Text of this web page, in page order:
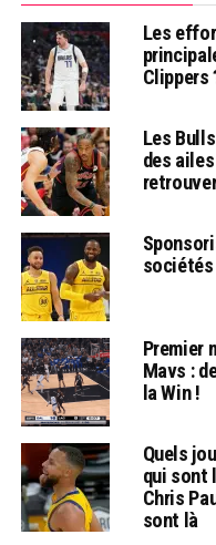
Les
Clippers
Les
des
sociétés
Premier
Mavs :
la Win !
Quels
qui sont
Chris
sont là